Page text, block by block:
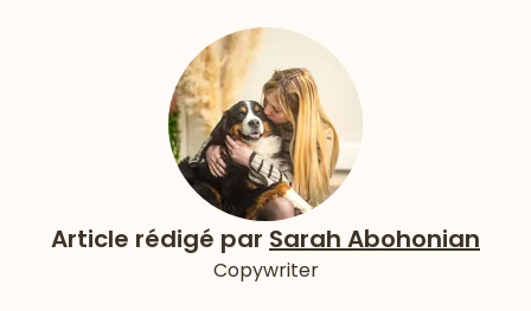
Article rédigé par Sarah Abohonian
Copywriter